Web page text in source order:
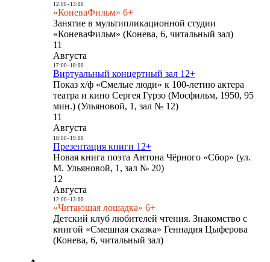
12:00- 13:00
«КоневаФильм» 6+
Занятие в мультипликационной студии
«КоневаФильм» (Конева, 6, читальный зал)
11
Августа
17:00- 18:00
Виртуальный концертный зал 12+
Показ х/ф «Смелые люди» к 100-летию актера
театра и кино Сергея Гурзо (Мосфильм, 1950, 95
мин.) (Ульяновой, 1, зал № 12)
11
Августа
18:00- 19:00
Презентация книги 12+
Новая книга поэта Антона Чёрного «Сбор» (ул.
М. Ульяновой, 1, зал № 20)
12
Августа
12:00- 13:00
«Читающая лошадка» 6+
Детский клуб любителей чтения. Знакомство с
книгой «Смешная сказка» Геннадия Цыферова
(Конева, 6, читальный зал)